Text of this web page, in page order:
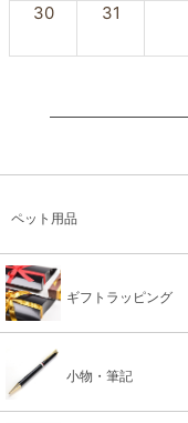
30 31
ペット用品
ギフトラッピング
小物・筆記